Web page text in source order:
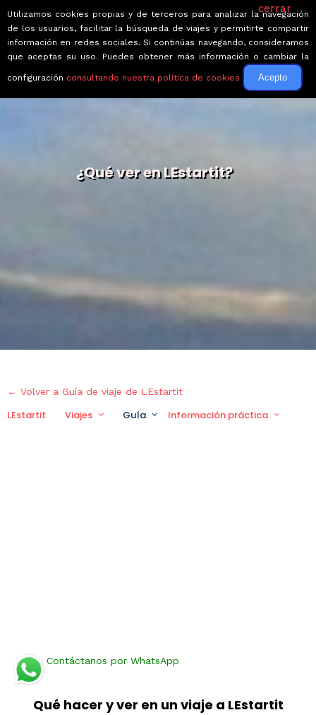
¿Qué ver en LEstartit?
← Volver a Guía de viaje de LEstartit
LEstartit Viajes Guía Información práctica
Contáctanos por WhatsApp
Qué hacer y ver en un viaje a LEstartit
cerrar
Utilizamos cookies propias y de terceros para analizar la navegación
de los usuarios, facilitar la búsqueda de viajes y permitirte compartir
información en redes sociales. Si continúas navegando, consideramos
que aceptas su uso. Puedes obtener más información o cambiar la
configuración consultando nuestra política de cookies Acepto